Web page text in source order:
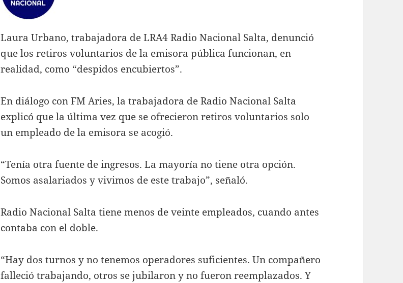
Laura Urbano, trabajadora de LRA4 Radio Nacional Salta, denunció
que los retiros voluntarios de la emisora pública funcionan, en
realidad, como “despidos encubiertos”.
En diálogo con FM Aries, la trabajadora de Radio Nacional Salta
explicó que la última vez que se ofrecieron retiros voluntarios solo
un empleado de la emisora se acogió.
“Tenía otra fuente de ingresos. La mayoría no tiene otra opción.
Somos asalariados y vivimos de este trabajo”, señaló.
Radio Nacional Salta tiene menos de veinte empleados, cuando antes
contaba con el doble.
“Hay dos turnos y no tenemos operadores suficientes. Un compañero
falleció trabajando, otros se jubilaron y no fueron reemplazados. Y